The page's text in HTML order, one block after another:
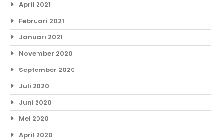
April 2021
Februari 2021
Januari 2021
November 2020
September 2020
Juli 2020
Juni 2020
Mei 2020
April 2020